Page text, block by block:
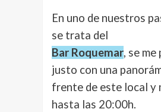
En uno de nuestros
se trata del
Bar Roquemar, se
justo con una
frente de este local y
hasta las 20:00h.